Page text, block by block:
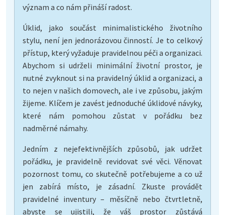
význam a co nám přináší radost.
Úklid, jako součást minimalistického životního
stylu, není jen jednorázovou činností. Je to celkový
přístup, který vyžaduje pravidelnou péči a organizaci.
Abychom si udrželi minimální životní prostor, je
nutné zvyknout si na pravidelný úklid a organizaci, a
to nejen v našich domovech, ale i ve způsobu, jakým
žijeme. Klíčem je zavést jednoduché úklidové návyky,
které nám pomohou zůstat v pořádku bez
nadměrné námahy.
Jedním z nejefektivnějších způsobů, jak udržet
pořádku, je pravidelně revidovat své věci. Věnovat
pozornost tomu, co skutečně potřebujeme a co už
jen zabírá místo, je zásadní. Zkuste provádět
pravidelné inventury – měsíčně nebo čtvrtletně,
abyste se ujistili, že váš prostor zůstává